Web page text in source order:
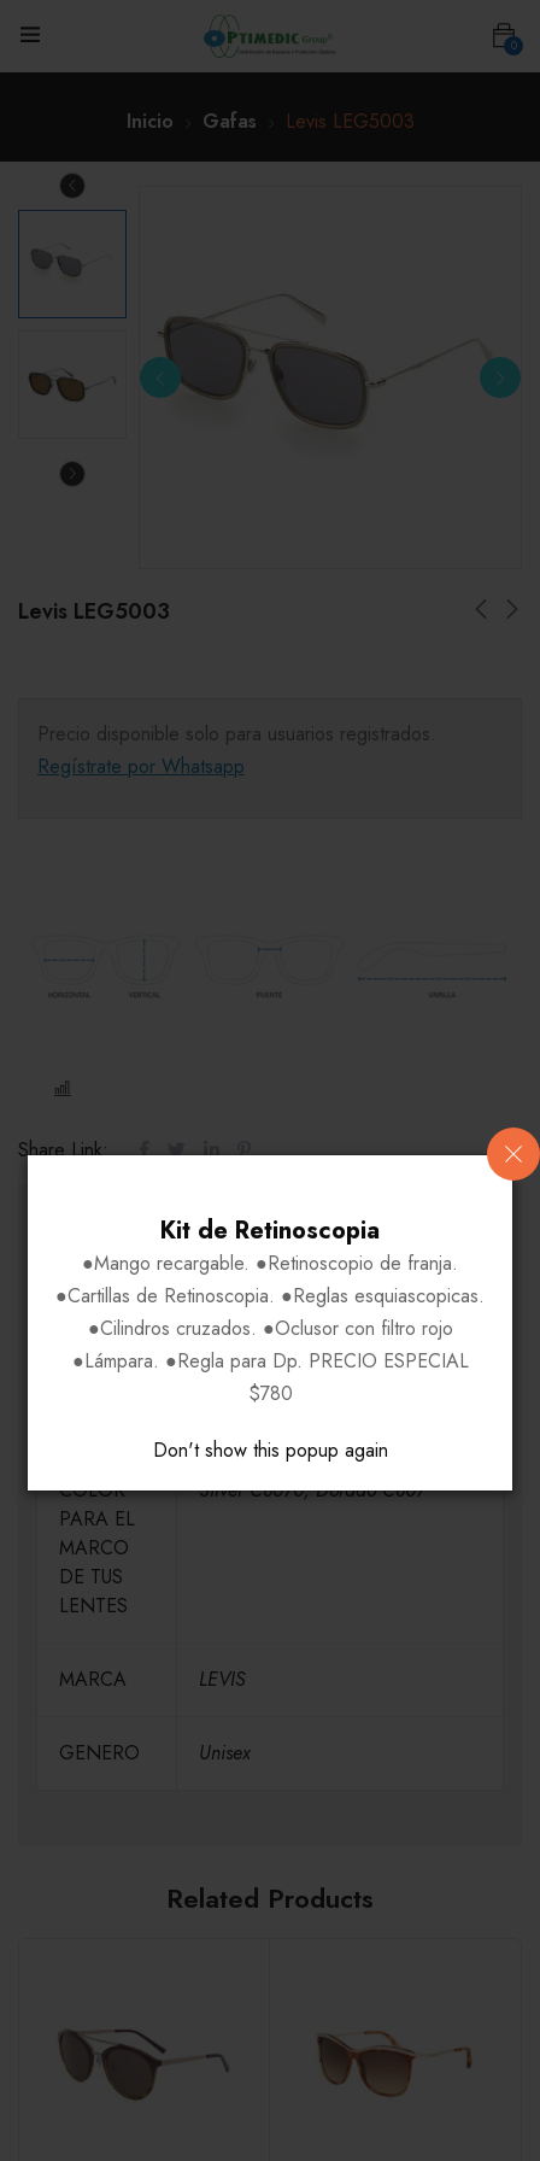
Kit de Retinoscopia
●Mango recargable. ●Retinoscopio de franja.
●Cartillas de Retinoscopia. ●Reglas esquiascopicas.
●Cilindros cruzados. ●Oclusor con filtro rojo
●Lámpara. ●Regla para Dp. PRECIO ESPECIAL
$780
Don't show this popup again
0
Inicio Gafas Levis LEG5003
Levis LEG5003
Precio disponible solo para usuarios registrados.
Regístrate por Whatsapp
Share Link:
INFORMACIÓN ADICIONAL
MEDIDAS H56-V42-P19-VA145
Acetato-Metal
COLOR
PARA EL
MARCO
DE TUS
LENTES
Cafe Silver C79UIR, Cafe Tortoise
Silver C8670, Dorado C807
MARCA LEVIS
GENERO Unisex
Related Products